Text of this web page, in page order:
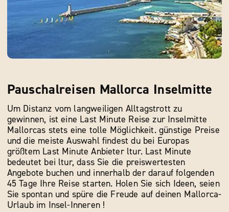
Pauschalreisen Mallorca Inselmitte
Um Distanz vom langweiligen Alltagstrott zu
gewinnen, ist eine Last Minute Reise zur Inselmitte
Mallorcas stets eine tolle Möglichkeit. günstige Preise
und die meiste Auswahl findest du bei Europas
größtem Last Minute Anbieter ltur. Last Minute
bedeutet bei ltur, dass Sie die preiswertesten
Angebote buchen und innerhalb der darauf folgenden
45 Tage Ihre Reise starten. Holen Sie sich Ideen, seien
Sie spontan und spüre die Freude auf deinen Mallorca-
Urlaub im Insel-Inneren !